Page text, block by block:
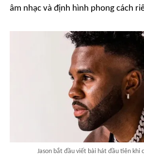
âm nhạc và định hình phong cách
Jason bắt đầu viết bài hát đầu tiên khi